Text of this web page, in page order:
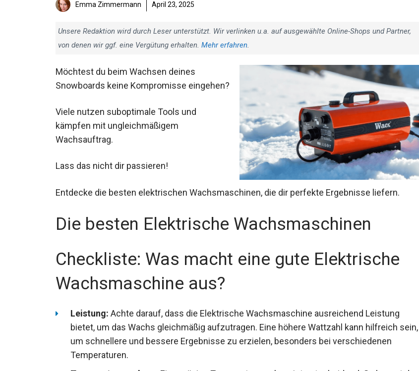
Emma Zimmermann April 23, 2025
Unsere Redaktion wird durch Leser unterstützt. Wir verlinken u.a. auf ausgewählte Online-Shops und Partner,
von denen wir ggf. eine Vergütung erhalten. Mehr erfahren.
Möchtest du beim Wachsen deines
Snowboards keine Kompromisse
Viele nutzen suboptimale Tools und
kämpfen mit ungleichmäßigem
Checkliste: Was macht eine gute Elektrische
Leistung:Achte darauf, dass die Elektrische Wachsmaschine ausreichend Leistung
bietet, um das Wachs gleichmäßig aufzutragen. Eine höhere Wattzahl kann hilfreich
sein, um schnellere und bessere Ergebnisse zu erzielen, besonders bei verschiedenen
Temperaturen.